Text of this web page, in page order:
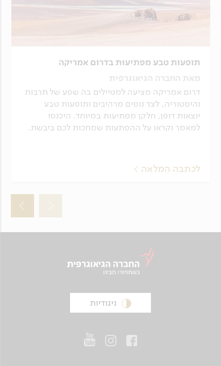
שמאפשר תכנון מסלול נכון עם כמה
שפחות נסיעות והעברות.
הכל כלול: התוכנית עשירה וכוללת את כל
הכניסות לאתרים, האטרקציות והסיורים
מראש, ללא תוספות או הפתעות כספיות
במהלך הטיול.
תופעות טבע מפתיעות בדרום אמריקה
מאת החברה הגיאוגרפית
דרום אמריקה מציעה למטיילים בה שפע של תרבות
והיסטוריה, לצד נופים מרהיבים ותופעות טבע
יוצאות דופן, חלקן מפתיעות במיוחד. היכנסו
למאמר וקראו על ההפתעות שמחכות לכם ביבשת.
לכתבה המלאה
ניגודיות